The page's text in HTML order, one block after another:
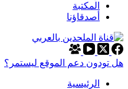
المكتبة
أصدقاؤنا
هل تودون دعم الموقع ليستمر؟
الرئيسية